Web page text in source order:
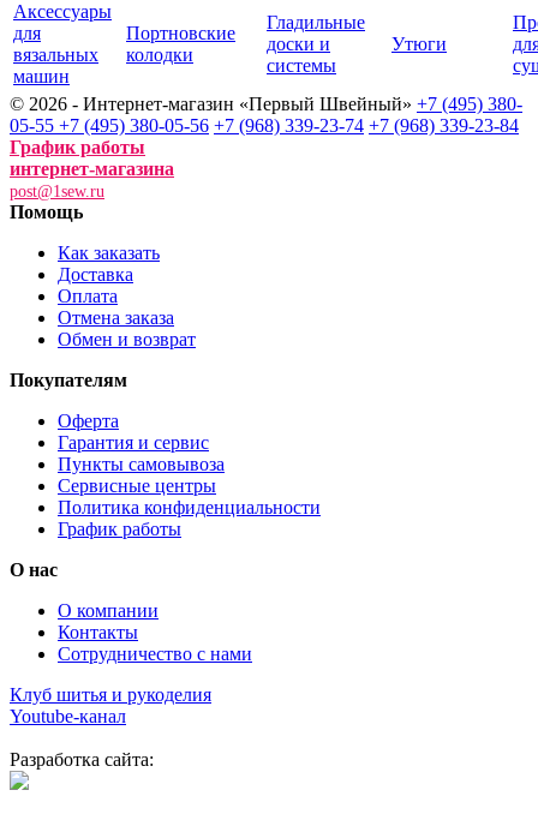
Аксессуары
для
вязальных
машин
Портновские
колодки
Гладильные
доски и
системы
Утюги
© 2026 - Интернет-магазин «Первый Швейный» +7 (495) 380-
05-55 +7 (495) 380-05-56 +7 (968) 339-23-74 +7 (968) 339-23-84
График работы
интернет-магазина
post@1sew.ru
Помощь
Как заказать
Доставка
Оплата
Отмена заказа
Обмен и возврат
Покупателям
Оферта
Гарантия и сервис
Пункты самовывоза
Сервисные центры
Политика конфиденциальности
График работы
О нас
О компании
Контакты
Сотрудничество с нами
Клуб шитья и рукоделия
Youtube-канал
Разработка сайта: